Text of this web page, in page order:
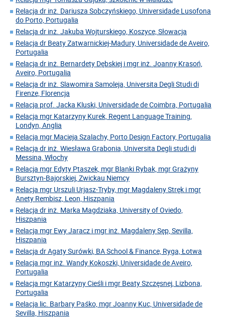
Relacja dr inż. Dariusza Sobczyńskiego, Universidade Lusofona
do Porto, Portugalia
Relacja dr inż. Jakuba Wojturskiego, Koszyce, Słowacja
Relacja dr Beaty Zatwarnickiej-Madury, Universidade de Aveiro,
Portugalia
Relacja dr inż. Bernardety Dębskiej i mgr inż. Joanny Krasoń,
Aveiro, Portugalia
Relacja dr inż. Slawomira Samoleja, Universita Degli Studi di
Firenze, Florencja
Relacja prof. Jacka Kluski, Universidade de Coimbra, Portugalia
Relacja mgr Katarzyny Kurek, Regent Language Training,
Londyn, Anglia
Relacja mgr Macieja Szalachy, Porto Design Factory, Portugalia
Relacja dr inż. Wiesława Grabonia, Universita Degli studi di
Messina, Włochy
Relacja mgr Edyty Ptaszek, mgr Blanki Rybak, mgr Grażyny
Bursztyn-Bajorskiej, Zwickau Niemcy
Relacja mgr Urszuli Urjasz-Tryby, mgr Magdaleny Stręk i mgr
Anety Rembisz, Leon, Hiszpania
Relacja dr inż. Marka Magdziaka, University of Oviedo,
Hiszpania
Relacja mgr Ewy Jaracz i mgr inż. Magdaleny Sęp, Sevilla,
Hiszpania
Relacja dr Agaty Surówki, BA School & Finance, Ryga, Łotwa
Relacja mgr inż. Wandy Kokoszki, Universidade de Aveiro,
Portugalia
Relacja mgr Katarzyny Cieśli i mgr Beaty Szczęsnej, Lizbona,
Portugalia
Relacja lic. Barbary Paśko, mgr Joanny Kuc, Universidade de
Sevilla, Hiszpania